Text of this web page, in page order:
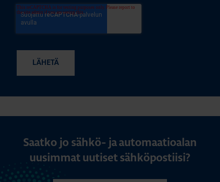
Saatko jo sähkö- ja automaatioalan
uusimmat uutiset sähköpostiisi?